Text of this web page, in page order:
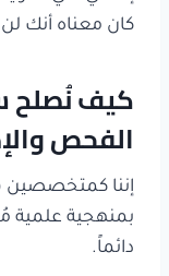
كان معناه أنك لن
كيف نُصلح
الفحص
إننا كمتخصصين
بمنهجية علمية
دائماً.